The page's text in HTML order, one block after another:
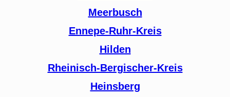
Meerbusch
Ennepe-Ruhr-Kreis
Hilden
Rheinisch-Bergischer-Kreis
Heinsberg